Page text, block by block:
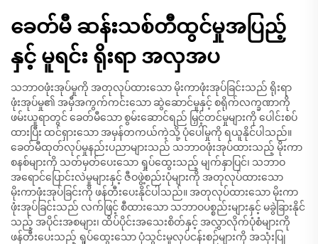
ခေတ်မီ ဆန်းသစ်တီထွင်မှုအပြည့်
နှင့် မူရင်း ရိုးရာ အလှအပ
သဘာဝဖုံးအုပ်မှုကို အတုလုပ်ထားသော မိုးကာဖုံးအုပ်ခြင်းသည် ရိုးရာ
ဖုံးအုပ်မှု၏ အမှီအကွက်ကင်းသော ဆွဲဆောင်မှုနှင့် စရိုက်လက္ခဏာကို
ဖမ်းယူရာတွင် ခေတ်မီသော စွမ်းဆောင်ရည် မြှင့်တင်မှုများကို ပေါင်းစပ်
ထားပြီး ထင်ရှားသော အမှန်တကယ်ကဲ့သို့ ပုံပေါ်မှုကို ရယူနိုင်ပါသည်။
ခေတ်မီထုတ်လုပ်မှုနည်းပညာများသည် သဘာဝဖုံးအုပ်ထားသည့် မိုးကာ
စနစ်များကို သတ်မှတ်ပေးသော ရှုပ်ထွေးသည့် မျက်နှာပြင်၊ သဘာဝ
အရောင်ပြောင်းလဲမှုများနှင့် ဇီဝဖွဲ့စည်းပုံများကို အတုလုပ်ထားသော
မိုးကာဖုံးအုပ်ခြင်းကို ဖန်တီးပေးနိုင်ပါသည်။ အတုလုပ်ထားသော မိုးကာ
ဖုံးအုပ်ခြင်းသည် လက်ဖြင့် စီထားသော သဘာဝပစ္စည်းများနှင့် မခွဲခြားနိုင်
သည့် အပိုင်းအစများ၊ ထိပ်ပိုင်းအသေးစိတ်နှင့် အလွှာလိုက်ပုံစံများကို
ဖန်တီးပေးသည့် ရှုပ်ထွေးသော ပုံသွင်းမှုလုပ်ငန်းစဉ်များကို အသုံးပြု